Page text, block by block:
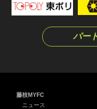
パー
藤枝MYFC
ニュース